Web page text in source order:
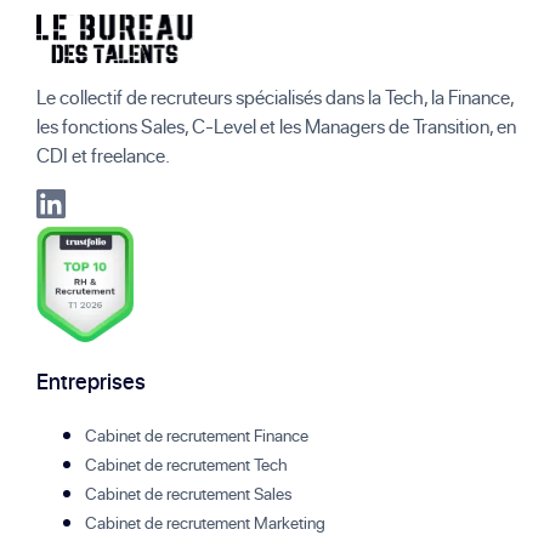
Le collectif de recruteurs spécialisés dans la Tech, la Finance,
les fonctions Sales, C-Level et les Managers de Transition, en
CDI et freelance.
Entreprises
Cabinet de recrutement Finance
Cabinet de recrutement Tech
Cabinet de recrutement Sales
Cabinet de recrutement Marketing